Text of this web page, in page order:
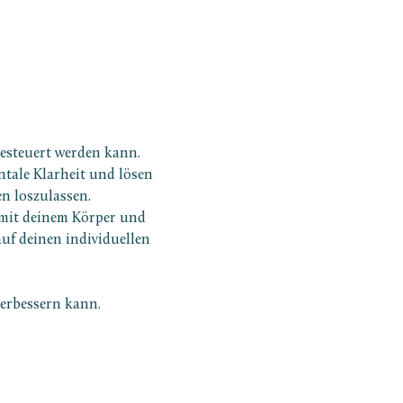
werden kann.
Klarheit und lösen
loszulassen.
deinem Körper und
deinen individuellen
kann.